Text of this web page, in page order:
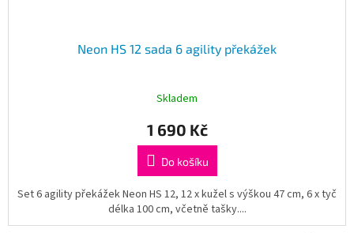
Neon HS 12 sada 6 agility překážek
Skladem
1 690 Kč
Do košíku
Set 6 agility překážek Neon HS 12, 12 x kužel s výškou 47 cm, 6 x tyč
délka 100 cm, včetně tašky....